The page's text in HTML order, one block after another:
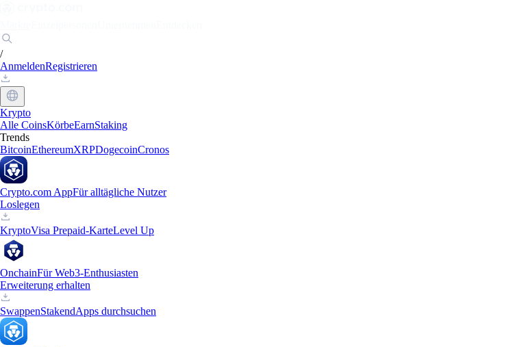
/
AnmeldenRegistrieren
Krypto
Alle CoinsKörbeEarnStaking
Trends
BitcoinEthereumXRPDogecoinCronos
Crypto.com AppFür alltägliche Nutzer
Loslegen
KryptoVisa Prepaid-KarteLevel Up
OnchainFür Web3-Enthusiasten
Erweiterung erhalten
SwappenStakendApps durchsuchen